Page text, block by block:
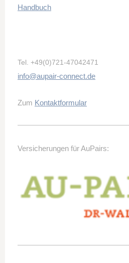
Handbuch
Tel. +49(0)721-47042471
info@aupair-connect.de
Zum Kontaktformular
Versicherungen für AuPairs: